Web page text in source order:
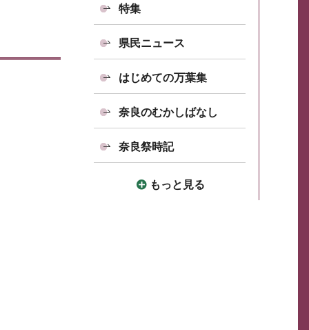
特集
県民ニュース
はじめての万葉集
奈良のむかしばなし
奈良祭時記
もっと見る